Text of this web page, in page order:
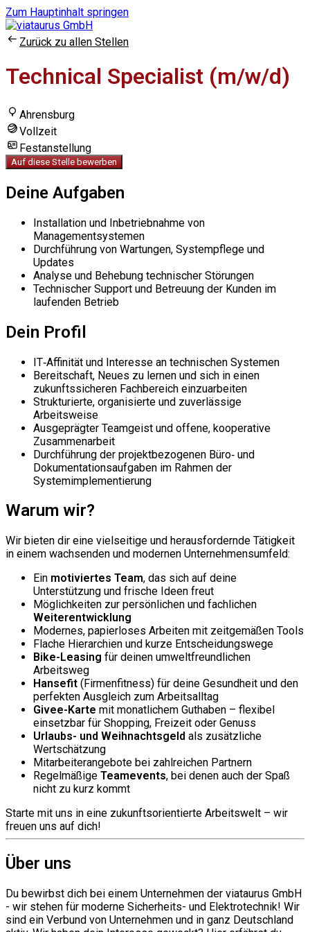
Zum Hauptinhalt springen
Zurück zu allen Stellen
Technical Specialist (m/w/d)
Ahrensburg
Vollzeit
Festanstellung
Auf diese Stelle bewerben
Deine Aufgaben
Installation und Inbetriebnahme von
Managementsystemen
Durchführung von Wartungen, Systempflege und
Updates
Analyse und Behebung technischer Störungen
Technischer Support und Betreuung der Kunden im
laufenden Betrieb
Dein Profil
IT‑Affinität und Interesse an technischen Systemen
Bereitschaft, Neues zu lernen und sich in einen
zukunftssicheren Fachbereich einzuarbeiten
Strukturierte, organisierte und zuverlässige
Arbeitsweise
Ausgeprägter Teamgeist und offene, kooperative
Zusammenarbeit
Durchführung der projektbezogenen Büro‑ und
Dokumentationsaufgaben im Rahmen der
Systemimplementierung
Warum wir?
Wir bieten dir eine vielseitige und herausfordernde Tätigkeit
in einem wachsenden und modernen Unternehmensumfeld:
Ein motiviertes Team, das sich auf deine
Unterstützung und frische Ideen freut
Möglichkeiten zur persönlichen und fachlichen
Weiterentwicklung
Modernes, papierloses Arbeiten mit zeitgemäßen Tools
Flache Hierarchien und kurze Entscheidungswege
Bike-Leasing für deinen umweltfreundlichen
Arbeitsweg
Hansefit (Firmenfitness) für deine Gesundheit und den
perfekten Ausgleich zum Arbeitsalltag
Givee-Karte mit monatlichem Guthaben – flexibel
einsetzbar für Shopping, Freizeit oder Genuss
Urlaubs- und Weihnachtsgeld als zusätzliche
Wertschätzung
Mitarbeiterangebote bei zahlreichen Partnern
Regelmäßige Teamevents, bei denen auch der Spaß
nicht zu kurz kommt
Starte mit uns in eine zukunftsorientierte Arbeitswelt – wir
freuen uns auf dich!
Über uns
Du bewirbst dich bei einem Unternehmen der viataurus GmbH
- wir stehen für moderne Sicherheits- und Elektrotechnik! Wir
sind ein Verbund von Unternehmen und in ganz Deutschland